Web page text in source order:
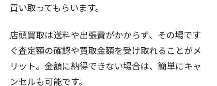
買い取ってもらいます。
店頭買取は送料や出張費がかからず、その場です
ぐ査定額の確認や買取金額を受け取れることがメ
リット。金額に納得できない場合は、簡単にキャ
ンセルも可能です。